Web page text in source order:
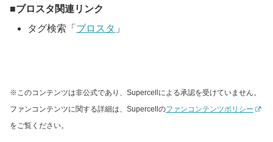
ブロスタ関連リンク
タグ検索「 ブロスタ 」
※このコンテンツは非公式であり、Supercellによる承認を受けていません。
ファンコンテンツに関する詳細は、Supercellのファンコンテンツポリシー
をご覧ください。